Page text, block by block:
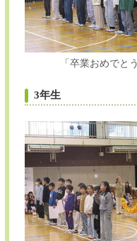
「卒業おめでと
3年生